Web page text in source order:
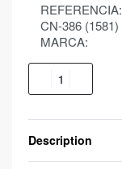
REFERENCIA:
CN-386 (1581)
MARCA:
Description